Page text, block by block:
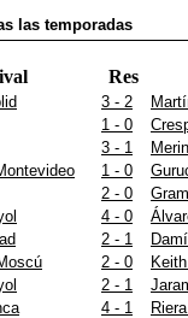
las temporadas
Res
3 - 2
1 - 0
3 - 1
1 - 0
2 - 0
4 - 0
2 - 1
2 - 0
2 - 1
4 - 1